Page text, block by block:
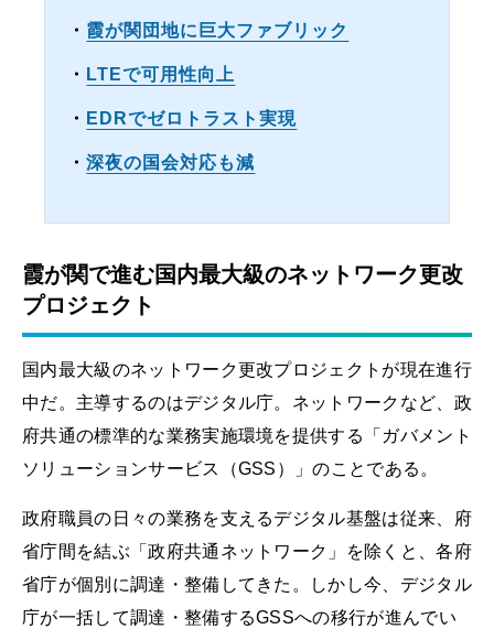
・ 霞が関団地に巨大ファブリック
・ LTEで可用性向上
・ EDRでゼロトラスト実現
・深夜の国会対応も減
霞が関で進む国内最大級のネットワーク更改
プロジェクト
国内最大級のネットワーク更改プロジェクトが現在進行
中だ。主導するのはデジタル庁。ネットワークなど、政
府共通の標準的な業務実施環境を提供する「ガバメント
ソリューションサービス（GSS）」のことである。
政府職員の日々の業務を支えるデジタル基盤は従来、府
省庁間を結ぶ「政府共通ネットワーク」を除くと、各府
省庁が個別に調達・整備してきた。しかし今、デジタル
庁が一括して調達・整備するGSSへの移行が進んでい